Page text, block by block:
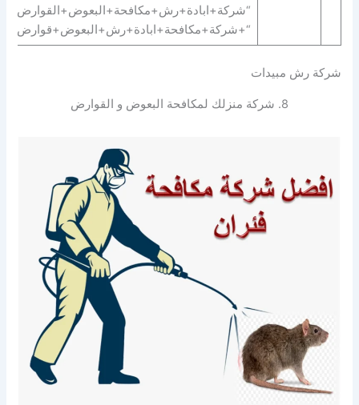
شركة رش مبيدات
8. شركة منزلك لمكافحة البعوض و القوارض